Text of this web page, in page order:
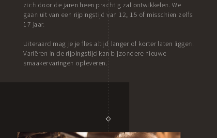
zich door de jaren heen prachtig zal ontwikkelen. We
gaan uit van een rijpingstijd van 12, 15 of misschien zelfs
17 jaar.
Uiteraard mag je je fles altijd langer of korter laten liggen.
Variëren in de rijpingstijd kan bijzondere nieuwe
smaakervaringen opleveren.